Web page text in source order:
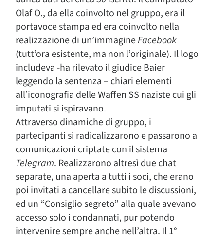
Olaf O., da ella coinvolto nel gruppo, era il
portavoce stampa ed era coinvolto nella
realizzazione di un’immagineFacebook
(tutt’ora esistente, ma non l’originale). Il logo
includeva -ha rilevato il giudice Baier
leggendo la sentenza – chiari elementi
all’iconografia delle Waffen SS naziste cui gli
imputati si ispiravano.
Attraverso dinamiche di gruppo, i
partecipanti si radicalizzarono e passarono a
comunicazioni criptate con il sistema
Telegram. Realizzarono altresì due chat
separate, una aperta a tutti i soci, che erano
poi invitati a cancellare subito le discussioni,
ed un “Consiglio segreto” alla quale avevano
accesso solo i condannati, pur potendo
intervenire sempre anche nell’altra. Il 1°